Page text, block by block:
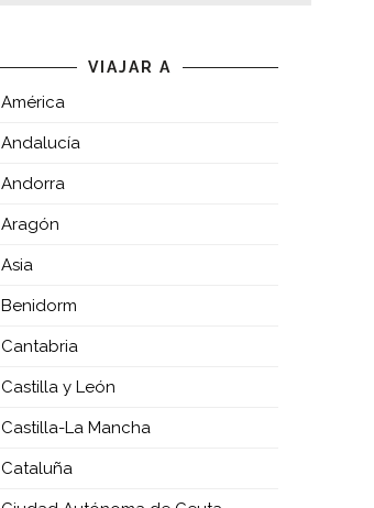
VIAJAR A
América
Andalucía
Andorra
Aragón
Asia
Benidorm
Cantabria
Castilla y León
Castilla-La Mancha
Cataluña